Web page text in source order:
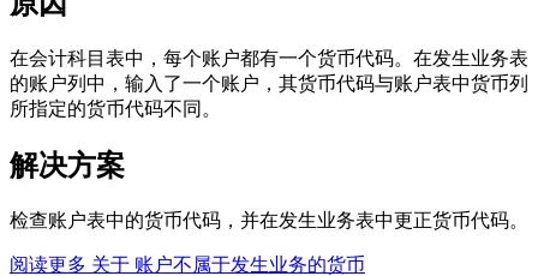
在会计科目表中，每个账户都有一个货币代码。在发生业务表
的账户列中，输入了一个账户，其货币代码与账户表中货币列
所指定的货币代码不同。
解决方案
检查账户表中的货币代码，并在发生业务表中更正货币代码。
阅读更多 关于 账户不属于发生业务的货币